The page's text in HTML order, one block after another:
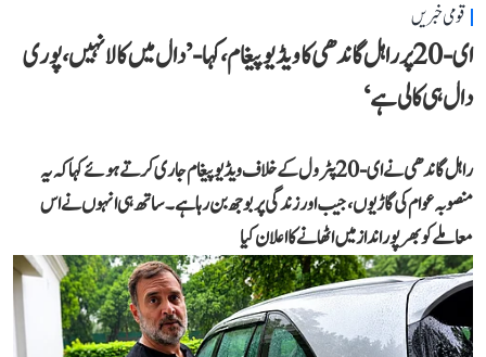
قومی خبریں
ای-20 پر راہل گاندھی کا ویڈیو پیغام، کہا- ’دال میں کالا نہیں، پوری
دال ہی کالی ہے‘
راہل گاندھی نے ای-20 پٹرول کے خلاف ویڈیو پیغام جاری کرتے ہوئے کہا کہ یہ
منصوبہ عوام کی گاڑیوں، جیب اور زندگی پر بوجھ بن رہا ہے۔ ساتھ ہی انہوں نے اس
معاملے کو بھرپور انداز میں اٹھانے کا اعلان کیا